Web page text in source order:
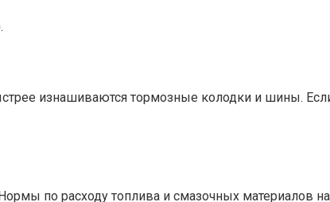
изнашиваются тормозные колодки и шины.
по расходу топлива и смазочных материалов